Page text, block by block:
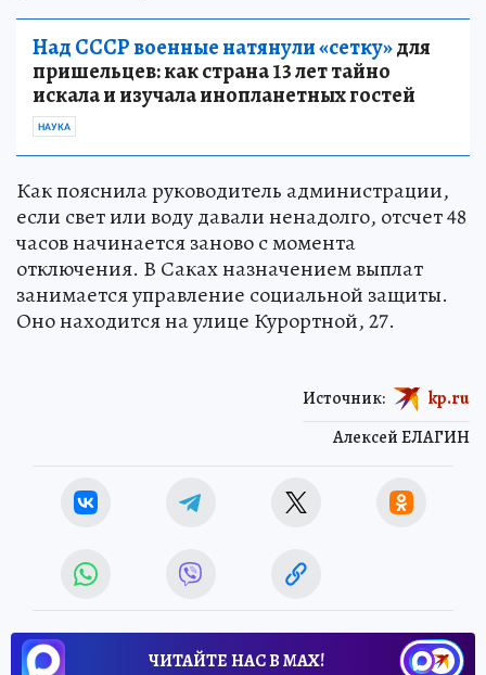
Над СССР военные натянули «сетку»для
пришельцев: как страна 13 лет тайно
искала и изучала инопланетных гостей
НАУКА
Как пояснила руководитель администрации,
если свет или воду давали ненадолго, отсчет 48
часов начинается заново с момента
отключения. В Саках назначением выплат
занимается управление социальной защиты.
Оно находится на улице Курортной, 27.
Алексей ЕЛАГИН
Источник: kp.ru
ЧИТАЙТЕ НАС В МАХ!